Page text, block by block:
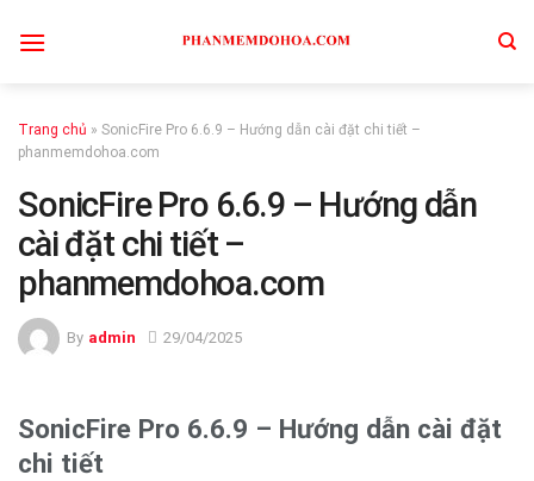
Trang chủ » SonicFire Pro 6.6.9 – Hướng dẫn cài đặt chi tiết –
phanmemdohoa.com
SonicFire Pro 6.6.9 – Hướng dẫn
cài đặt chi tiết –
phanmemdohoa.com
By admin 29/04/2025
SonicFire Pro 6.6.9 – Hướng dẫn cài đặt
chi tiết